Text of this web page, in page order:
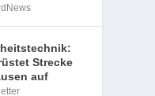
Strecke
auf